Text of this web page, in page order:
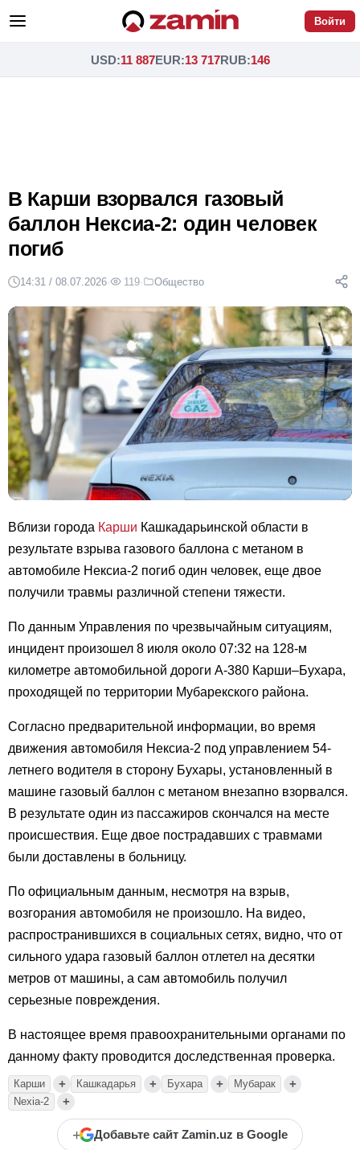
Войти
USD:11 887EUR:13 717RUB:146
В Карши взорвался газовый
баллон Нексиа-2: один человек
погиб
14:31 / 08.07.2026· 119· Общество
Вблизи города Карши Кашкадарьинской области в
результате взрыва газового баллона с метаном в
автомобиле Нексиа-2 погиб один человек, еще двое
получили травмы различной степени тяжести.
По данным Управления по чрезвычайным ситуациям,
инцидент произошел 8 июля около 07:32 на 128-м
километре автомобильной дороги А-380 Карши–Бухара,
проходящей по территории Мубарекского района.
Согласно предварительной информации, во время
движения автомобиля Нексиа-2 под управлением 54-
летнего водителя в сторону Бухары, установленный в
машине газовый баллон с метаном внезапно взорвался.
В результате один из пассажиров скончался на месте
происшествия. Еще двое пострадавших с травмами
были доставлены в больницу.
По официальным данным, несмотря на взрыв,
возгорания автомобиля не произошло. На видео,
распространившихся в социальных сетях, видно, что от
сильного удара газовый баллон отлетел на десятки
метров от машины, а сам автомобиль получил
серьезные повреждения.
В настоящее время правоохранительными органами по
данному факту проводится доследственная проверка.
Карши + Кашкадарья + Бухара + Мубарак +
Nexia-2 +
+ Добавьте сайт Zamin.uz в Google